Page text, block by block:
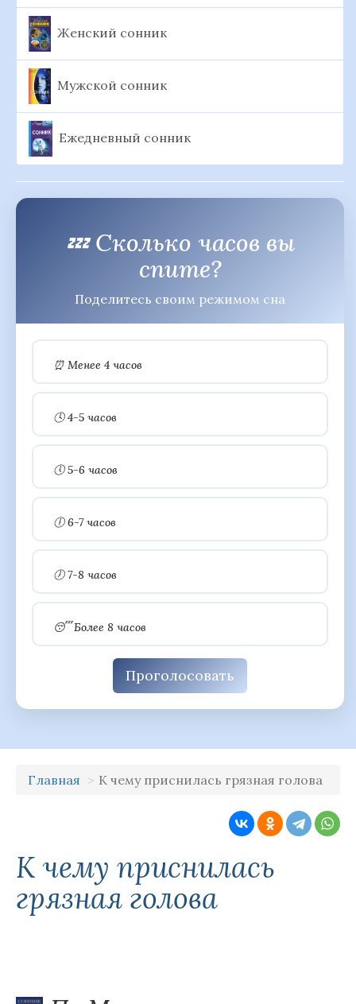
Женский сонник
Мужской сонник
Ежедневный сонник
💤 Сколько часов вы
спите?
Поделитесь своим режимом сна
⏰ Менее 4 часов
🕓 4-5 часов
🕔 5-6 часов
🕕 6-7 часов
🕖 7-8 часов
😴 Более 8 часов
Проголосовать
Главная К чему приснилась грязная голова
К чему приснилась
грязная голова